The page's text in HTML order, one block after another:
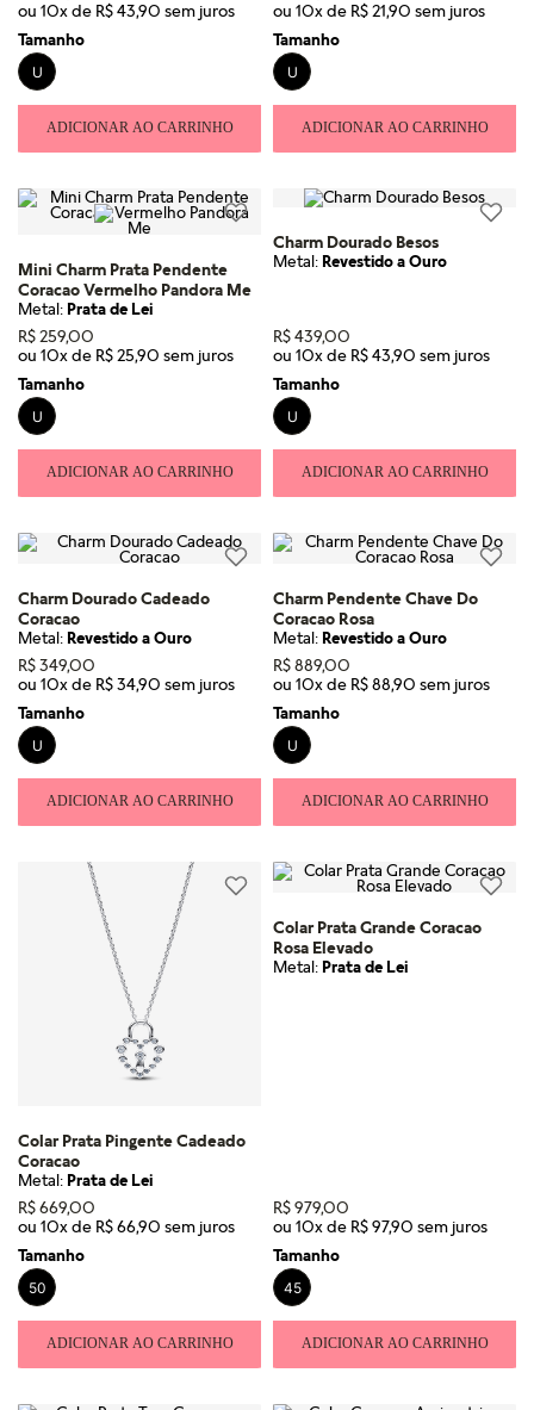
ou 10x de R$43,90
Tamanho
U
ADICIONAR AO CARRINHO
ou 10x de R$21,90
Tamanho
U
ADICIONAR AO CARRINHO
Mini Charm Prata Pendente
Coracao Vermelho Pandora Me
Metal:Prata de Lei
R$259,00
ou 10x de R$25,90
Tamanho
U
ADICIONAR AO CARRINHO
Charm Dourado Besos
Metal:Revestido a Ouro
R$439,00
ou 10x de R$43,90
Tamanho
U
ADICIONAR AO CARRINHO
Charm Dourado Cadeado
Coracao
Metal:Revestido a Ouro
R$349,00
ou 10x de R$34,90
Tamanho
U
ADICIONAR AO CARRINHO
Charm Pendente Chave Do
Coracao Rosa
Metal:Revestido a Ouro
R$889,00
ou 10x de R$88,90
Tamanho
U
ADICIONAR AO CARRINHO
Colar Prata Pingente Cadeado
Coracao
Metal:Prata de Lei
R$669,00
ou 10x de R$66,90
Tamanho
50
ADICIONAR AO CARRINHO
Colar Prata Grande Coracao
Rosa Elevado
Metal:Prata de Lei
R$979,00
ou 10x de R$97,90
Tamanho
45
ADICIONAR AO CARRINHO